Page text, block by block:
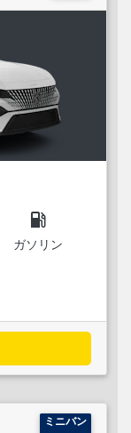
local_gas_station
ガソリン
ミニバン